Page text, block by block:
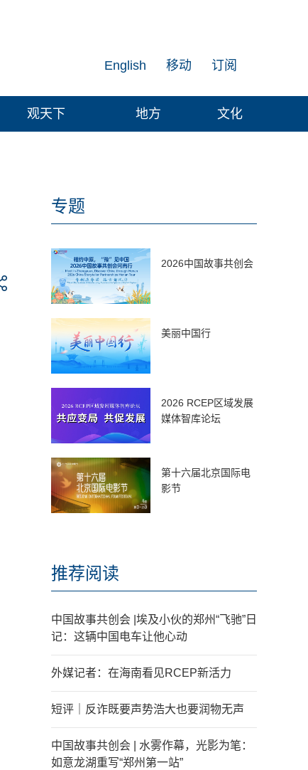
订阅
移动
English
观天下 地方 文化
专题
2026中国故事共创会
美丽中国行
2026 RCEP区域发展
媒体智库论坛
第十六届北京国际电
影节
推荐阅读
中国故事共创会 |埃及小伙的郑州“飞驰”日
记：这辆中国电车让他心动
外媒记者：在海南看见RCEP新活力
短评｜反诈既要声势浩大也要润物无声
中国故事共创会 | 水雾作幕，光影为笔：
如意龙湖重写“郑州第一站”